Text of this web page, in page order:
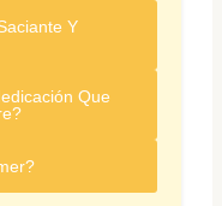
Y
Que